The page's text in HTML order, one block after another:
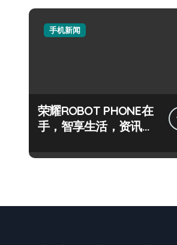
手机新闻
荣耀ROBOT PHONE在
手，智享生活，资讯一